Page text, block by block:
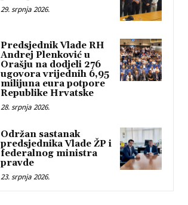
29. srpnja 2026.
Predsjednik Vlade RH
Andrej Plenković u
Orašju na dodjeli 276
ugovora vrijednih 6,95
milijuna eura potpore
Republike Hrvatske
28. srpnja 2026.
Održan sastanak
predsjednika Vlade ŽP i
federalnog ministra
pravde
23. srpnja 2026.